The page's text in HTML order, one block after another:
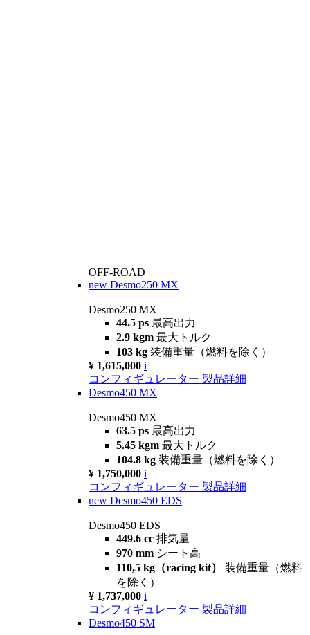
OFF-ROAD
new Desmo250 MX
Desmo250 MX
44.5 ps 最高出力
2.9 kgm 最大トルク
103 kg 装備重量（燃料を除く）
¥ 1,615,000 i
コンフィギュレーター 製品詳細
Desmo450 MX
Desmo450 MX
63.5 ps 最高出力
5.45 kgm 最大トルク
104.8 kg 装備重量（燃料を除く）
¥ 1,750,000 i
コンフィギュレーター 製品詳細
new Desmo450 EDS
Desmo450 EDS
449.6 cc 排気量
970 mm シート高
110,5 kg（racing kit） 装備重量（燃料
を除く）
¥ 1,737,000 i
コンフィギュレーター 製品詳細
Desmo450 SM